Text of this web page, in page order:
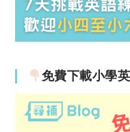
免費下載小學